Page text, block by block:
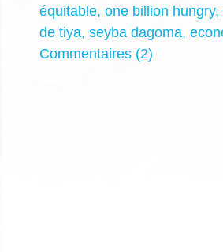
équitable, one billion hungry,
de tiya, seyba dagoma,
Commentaires (2)